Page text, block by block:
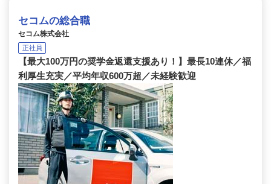
セコムの総合職
セコム株式会社
正社員
【最大100万円の奨学金返還支援あり！】最長10連休／福
利厚生充実／平均年収600万超／未経験歓迎